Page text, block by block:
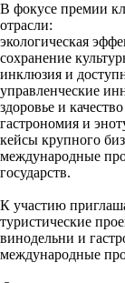
В фокусе премии
отрасли:
экологическая
сохранение
инклюзия и
управленческие
здоровье и
гастрономия и
кейсы крупного
международные
государств.
К участию
туристические
винодельни и
международные